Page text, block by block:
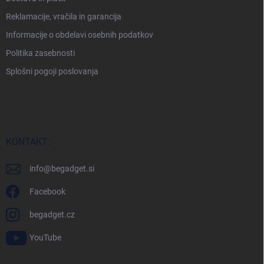
Reklamacije, vračila in garancija
Informacije o obdelavi osebnih podatkov
Politika zasebnosti
Splošni pogoji poslovanja
KONTAKT:
info@begadget.si
Facebook
begadget.cz
YouTube